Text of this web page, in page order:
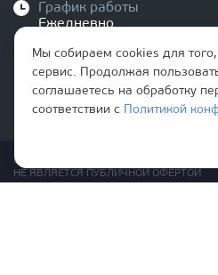
График работы
Ежедневно
Наша почта
info@optovikk.ru
Стоимость товаров и услуг, указанная на
НЕ ЯВЛЯЕТСЯ ПУБЛИЧНОЙ ОФЕРТОЙ
Мы собираем cookies для
сервис. Продолжая
соглашаетесь на обработку
соответствии с
Политикой